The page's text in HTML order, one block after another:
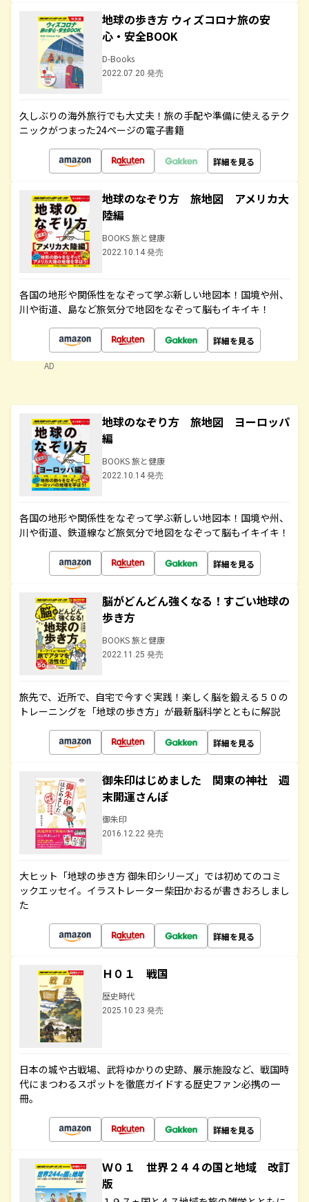
地球の歩き方 ウィズコロナ旅の安
心・安全BOOK
D-Books
2022.07.20 発売
久しぶりの海外旅行でも大丈夫！旅の手配や準備に使えるテク
ニックがつまった24ページの電子書籍
詳細を見る
地球のなぞり方 旅地図 アメリカ大
陸編
BOOKS 旅と健康
2022.10.14 発売
各国の地形や関係性をなぞって学ぶ新しい地図本！国境や州、
川や街道、島など旅気分で地図をなぞって脳もイキイキ！
詳細を見る
AD
地球のなぞり方 旅地図 ヨーロッパ
編
BOOKS 旅と健康
2022.10.14 発売
各国の地形や関係性をなぞって学ぶ新しい地図本！国境や州、
川や街道、鉄道線など旅気分で地図をなぞって脳もイキイキ！
詳細を見る
脳がどんどん強くなる！すごい地球の
歩き方
BOOKS 旅と健康
2022.11.25 発売
旅先で、近所で、自宅で今すぐ実践！楽しく脳を鍛える５０の
トレーニングを「地球の歩き方」が最新脳科学とともに解説
詳細を見る
御朱印はじめました 関東の神社 週
末開運さんぽ
御朱印
2016.12.22 発売
大ヒット「地球の歩き方 御朱印シリーズ」では初めてのコミ
ックエッセイ。イラストレーター柴田かおるが書きおろしまし
た
詳細を見る
Ｈ０１ 戦国
歴史時代
2025.10.23 発売
日本の城や古戦場、武将ゆかりの史跡、展示施設など、戦国時
代にまつわるスポットを徹底ガイドする歴史ファン必携の一
冊。
詳細を見る
Ｗ０１ 世界２４４の国と地域 改訂
版